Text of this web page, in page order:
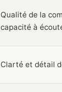
Qualité de la
capacité à
Clarté et détail